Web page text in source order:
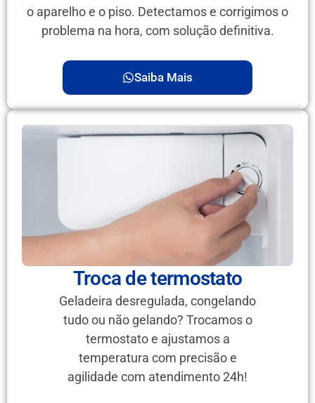
o aparelho e o piso. Detectamos e corrigimos o
problema na hora, com solução definitiva.
Saiba Mais
Troca de termostato
Geladeira desregulada, congelando
tudo ou não gelando? Trocamos o
termostato e ajustamos a
temperatura com precisão e
agilidade com atendimento 24h!